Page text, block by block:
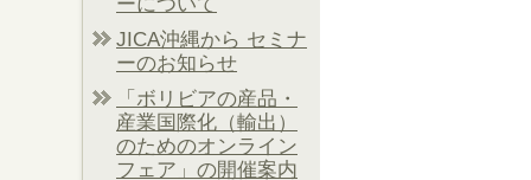
JICA沖縄から セミナ
ーのお知らせ
「ボリビアの産品・
産業国際化（輸出）
のためのオンライン
フェア」の開催案内